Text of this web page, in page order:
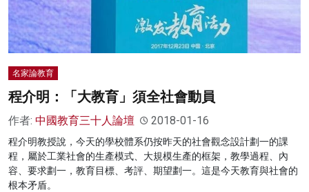
名家論教育
程介明：「大教育」須全社會動員
作者: 中國教育三十人論壇 2018-01-16
程介明教授說，今天的學校體系仍按昨天的社會觀念設計劃一的課
程，屬於工業社會的生產模式、大規模生產的框架，教學過程、內
容、要求劃一，教育目標、考評、期望劃一。這是今天教育與社會的
根本矛盾。